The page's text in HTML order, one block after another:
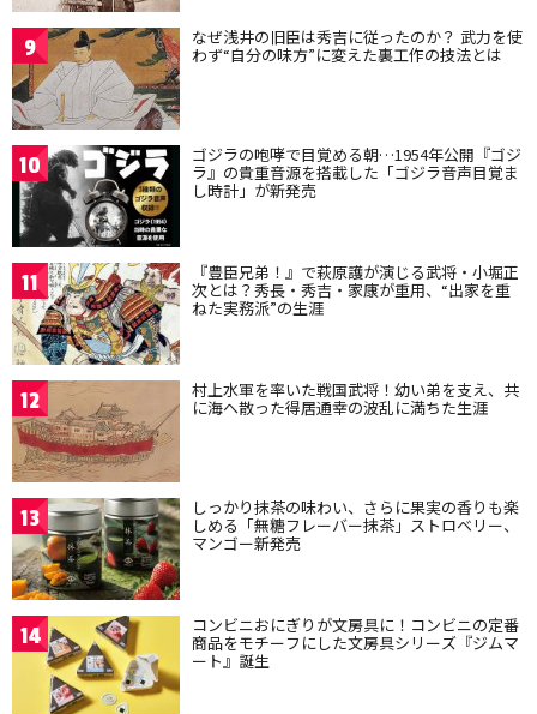
9 なぜ浅井の旧臣は秀吉に従ったのか？ 武力を使
わず“自分の味方”に変えた裏工作の技法とは
10 ゴジラの咆哮で目覚める朝…1954年公開『ゴジ
ラ』の貴重音源を搭載した「ゴジラ音声目覚ま
し時計」が新発売
11 『豊臣兄弟！』で萩原護が演じる武将・小堀正
次とは？秀長・秀吉・家康が重用、“出家を重
ねた実務派”の生涯
12 村上水軍を率いた戦国武将！幼い弟を支え、共
に海へ散った得居通幸の波乱に満ちた生涯
13 しっかり抹茶の味わい、さらに果実の香りも楽
しめる「無糖フレーバー抹茶」ストロベリー、
マンゴー新発売
14 コンビニおにぎりが文房具に！コンビニの定番
商品をモチーフにした文房具シリーズ『ジムマ
ート』誕生